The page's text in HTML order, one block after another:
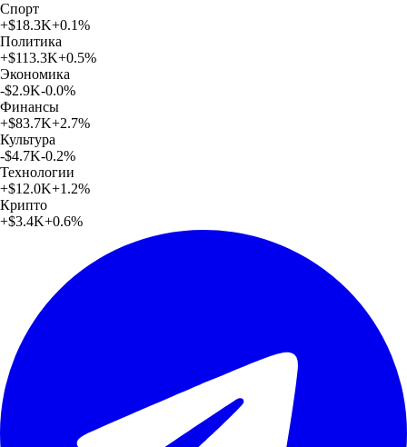
Спорт
+$18.3K+0.1%
Политика
+$113.3K+0.5%
Экономика
-$2.9K-0.0%
Финансы
+$83.7K+2.7%
Культура
-$4.7K-0.2%
Технологии
+$12.0K+1.2%
Крипто
+$3.4K+0.6%